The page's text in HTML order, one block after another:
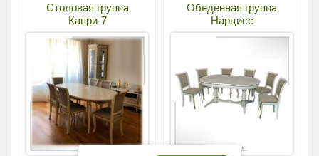
Столовая группа
Капри-7
Обеденная группа
Нарцисс